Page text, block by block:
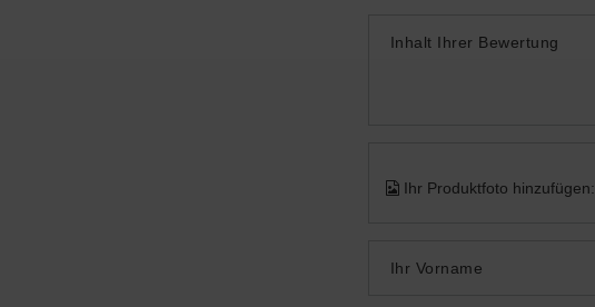
Inhalt Ihrer Bewertung
Ihr Produktfoto hinzufügen:
Ihr Vorname